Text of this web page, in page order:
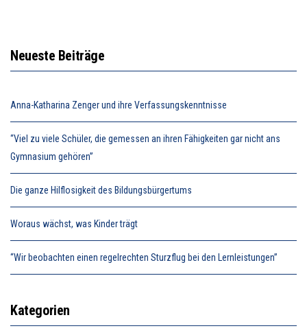
Neueste Beiträge
Anna-Katharina Zenger und ihre Verfassungskenntnisse
“Viel zu viele Schüler, die gemessen an ihren Fähigkeiten gar nicht ans
Gymnasium gehören”
Die ganze Hilflosigkeit des Bildungsbürgertums
Woraus wächst, was Kinder trägt
“Wir beobachten einen regelrechten Sturzflug bei den Lernleistungen”
Kategorien